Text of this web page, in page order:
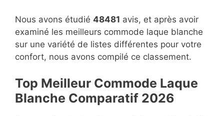
Nous avons étudié 48481 avis, et après avoir
examiné les meilleurs commode laque blanche
sur une variété de listes différentes pour votre
confort, nous avons compilé ce classement.
Top Meilleur Commode Laque
Blanche Comparatif 2026